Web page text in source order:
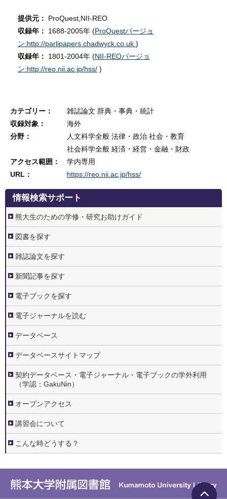
提供元： ProQuest,NII-REO
収録年： 1688-2005年 (ProQuestバージョ
ン:http://parlipapers.chadwyck.co.uk )
収録年： 1801-2004年 (NII-REOバージョ
ン:http://reo.nii.ac.jp/hss/ )
カテゴリー 雑誌論文 辞典・事典・統計
収録対象
海外
分野
人文科学全般 法律・政治 社会・教育
社会科学全般 経済・経営・金融・財政
アクセス範囲
学内専用
URL
https://reo.nii.ac.jp/hss/
3.
報
検
索
サ
ポ
ト
情報検索サポート
熊大生のための学修・研究お助けガイド
図書を探す
雑誌論文を探す
新聞記事を探す
電子ブックを探す
電子ジャーナルを読む
データベース
データベースサイトマップ
契約データベース・電子ジャーナル・電子ブックの学外利用
（学認：GakuNin）
オープンアクセス
講習会について
こんな時どうする？